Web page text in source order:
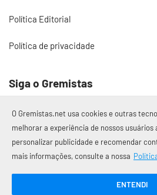
Política Editorial
Política de privacidade
Siga o Gremistas
© 2017 – 2026
Gremistas.net — Porto
O Gremistas.net usa cookies e outras
melhorar a experiência de nossos usuários
personalizar publicidade e recomendar
mais informações, consulte a nossa
ENTENDI